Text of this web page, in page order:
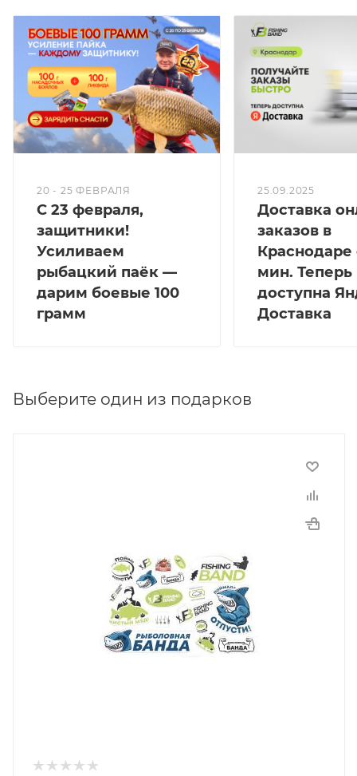
20 - 25 ФЕВРАЛЯ
С 23 февраля,
защитники!
Усиливаем
рыбацкий паёк —
дарим боевые 100
грамм
25.09.2025
Доставка
заказов в
Краснодаре
мин. Теперь
доступна
Доставка
Выберите один из подарков